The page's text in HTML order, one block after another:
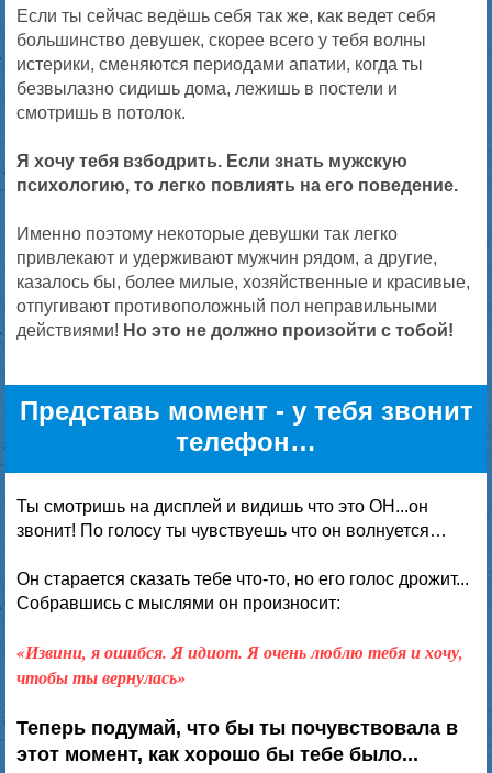
Если ты сейчас ведёшь себя так же, как ведет себя
большинство девушек, скорее всего у тебя волны
истерики, сменяются периодами апатии, когда ты
безвылазно сидишь дома, лежишь в постели и
смотришь в потолок.
Я хочу тебя взбодрить. Если знать мужскую
психологию, то легко повлиять на его поведение.
Именно поэтому некоторые девушки так легко
привлекают и удерживают мужчин рядом, а другие,
казалось бы, более милые, хозяйственные и красивые,
отпугивают противоположный пол неправильными
действиями! Но это не должно произойти с тобой!
Представь момент - у тебя звонит
телефон…
Ты смотришь на дисплей и видишь что это ОН...он
звонит! По голосу ты чувствуешь что он волнуется…
Он старается сказать тебе что-то, но его голос дрожит...
Собравшись с мыслями он произносит:
«Извини, я ошибся. Я идиот. Я очень люблю тебя и хочу,
чтобы ты вернулась»
Теперь подумай, что бы ты почувствовала в
этот момент, как хорошо бы тебе было...